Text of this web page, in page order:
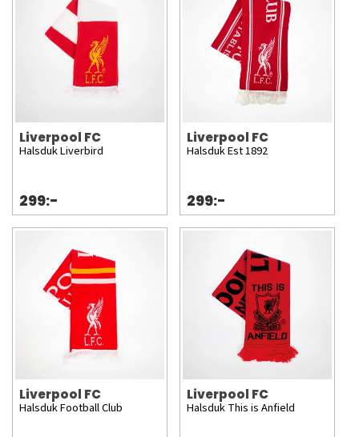
Liverpool FC
Halsduk Liverbird
299:-
Liverpool FC
Halsduk Est 1892
299:-
Liverpool FC
Halsduk Football Club
Liverpool FC
Halsduk This is Anfield